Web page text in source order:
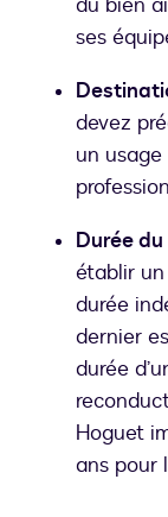
ses
devez
un
Durée
établir
durée
dernier
durée
Hoguet
ans pour